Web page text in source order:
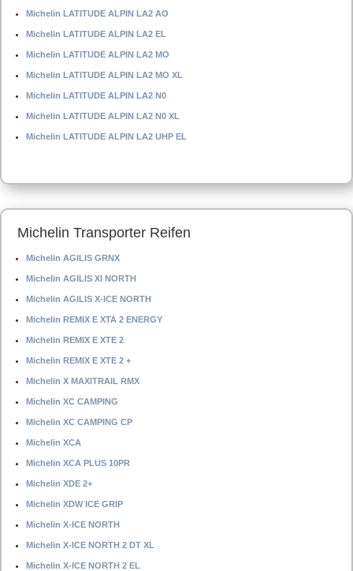
Michelin LATITUDE ALPIN LA2 AO
Michelin LATITUDE ALPIN LA2 EL
Michelin LATITUDE ALPIN LA2 MO
Michelin LATITUDE ALPIN LA2 MO XL
Michelin LATITUDE ALPIN LA2 N0
Michelin LATITUDE ALPIN LA2 N0 XL
Michelin LATITUDE ALPIN LA2 UHP EL
Michelin Transporter Reifen
Michelin AGILIS GRNX
Michelin AGILIS XI NORTH
Michelin AGILIS X-ICE NORTH
Michelin REMIX E XTA 2 ENERGY
Michelin REMIX E XTE 2
Michelin REMIX E XTE 2 +
Michelin X MAXITRAIL RMX
Michelin XC CAMPING
Michelin XC CAMPING CP
Michelin XCA
Michelin XCA PLUS 10PR
Michelin XDE 2+
Michelin XDW ICE GRIP
Michelin X-ICE NORTH
Michelin X-ICE NORTH 2 DT XL
Michelin X-ICE NORTH 2 EL